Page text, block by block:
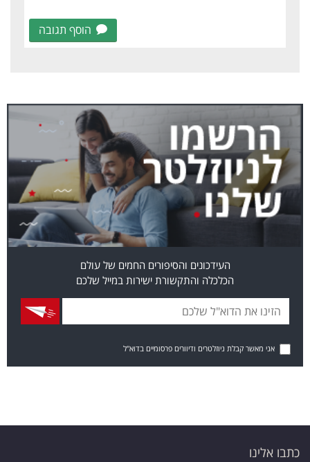
הוסף תגובה
העידכונים והסיפורים החמים של עולם
הכלכלה והתקשורת ישירות במייל שלכם
אני מאשר קבלת ניוזלטרים ודיוורים פרסומיים בדוא"ל
כתבו אלינו